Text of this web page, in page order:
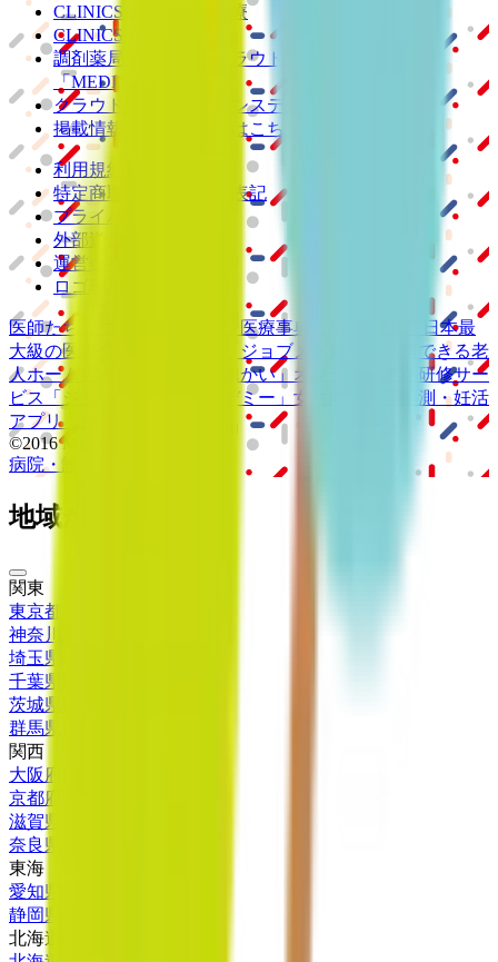
CLINICSオンライン診療
CLINICSカルテ
調剤薬局向け統合型クラウドソリューション
「MEDIXS」
クラウド歯科業務
支援システム
掲載情報の修正・削除はこちら
利用規約
特定商取引法に基づく表記
プライバシーポリシー
外部送信ポリシー
運営会社
ロゴ利用ガイドライン
医師たちがつくる オンライン医療事典
日本最
大級の医療介護求人サイト 「ジョブメドレー」 納得できる老
人ホーム紹介サービス
「みんかい」 オンライン
動画研修サー
ビス
「ジョブメドレー アカデミー」 女性向け
生理予測・妊活
アプリ「Lalune(ラルーン)」
©2016 MEDLEY, INC.
病院・診療所
地域からさがす
関東
東京都
神奈川県
埼玉県
千葉県
茨城県
群馬県
関西
大阪府
京都府
滋賀県
奈良県
東海
愛知県
静岡県
北海道・東北